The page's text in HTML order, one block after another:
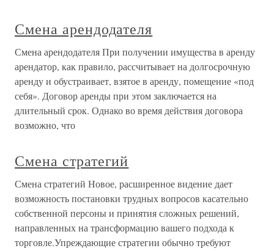
Смена арендодателя
Смена арендодателя При получении имущества в аренду
арендатор, как правило, рассчитывает на долгосрочную
аренду и обустраивает, взятое в аренду, помещение «под
себя». Договор аренды при этом заключается на
длительный срок. Однако во время действия договора
возможно, что
Смена стратегий
Смена стратегий Новое, расширенное видение дает
возможность постановки трудных вопросов касательно
собственной персоны и принятия сложных решений,
направленных на трансформацию вашего подхода к
торговле.Упреждающие стратегии обычно требуют